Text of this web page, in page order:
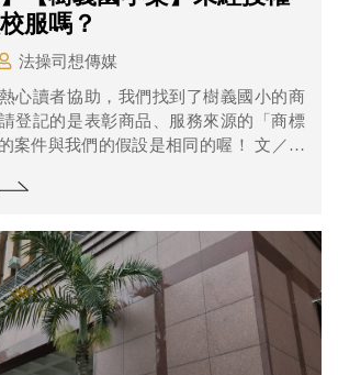
服嗎？
法操司想傳媒
心讀者協助，我們找到了樹義國小的商
登記的是表彰商品、服務來源的「商標
案件與我們的假設是相同的喔！ 文／法